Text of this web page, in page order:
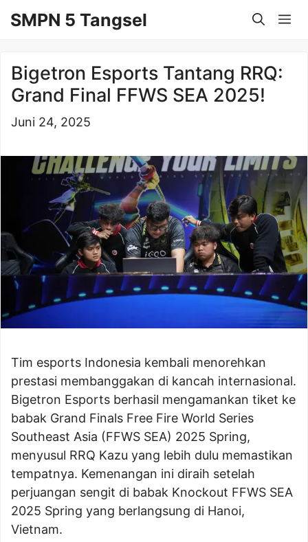
keSMPN 5 Tangsel
Bigetron Esports Tantang RRQ:
Grand Final FFWS SEA 2025!
Juni 24, 2025
Tim esports Indonesia kembali menorehkan
prestasi membanggakan di kancah internasional.
Bigetron Esports berhasil mengamankan tiket ke
babak Grand Finals Free Fire World Series
Southeast Asia (FFWS SEA) 2025 Spring,
menyusul RRQ Kazu yang lebih dulu memastikan
tempatnya. Kemenangan ini diraih setelah
perjuangan sengit di babak Knockout FFWS SEA
2025 Spring yang berlangsung di Hanoi,
Vietnam.